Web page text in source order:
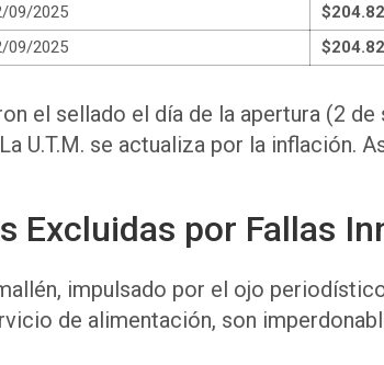
09/2025
09/2025
el sellado el día de la apertura (2
U.T.M. se actualiza por la inflación.
Excluidas por Fallas
impulsado por el ojo
de alimentación, son